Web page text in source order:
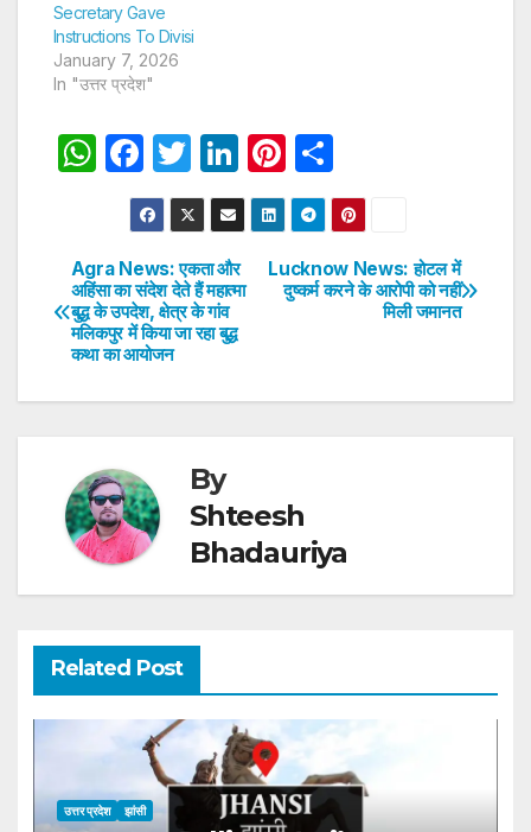
Secretary Gave
Instructions To Divisi
January 7, 2026
In "उत्तर प्रदेश"
W
s
A
p
F
a
c
e
b
o
T
w
itt
er
Li
n
k
e
dI
n
Pi
nt
er
e
st
h
ar
e
Post
navigation
Lucknow News: होटल में
दुष्कर्म करने के आरोपी को नहीं
मिली जमानत
Agra News: एकता और
अहिंसा का संदेश देते हैं महात्मा
बुद्ध के उपदेश, क्षेत्र के गांव
मलिकपुर में किया जा रहा बुद्ध
कथा का आयोजन
By
Shteesh
Bhadauriya
Related Post
उत्तर प्रदेश झांसी